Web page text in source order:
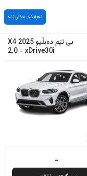
ئەپەکە بەکاربێنە
بی ئێم دەبڵیو X4 2025
xDrive30i
-
2.0
-